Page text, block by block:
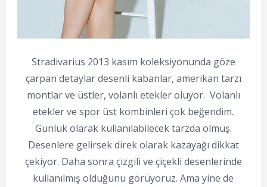
Stradivarius 2013 kasım koleksiyonunda göze
çarpan detaylar desenli kabanlar, amerikan tarzı
montlar ve üstler, volanlı etekler oluyor. Volanlı
etekler ve spor üst kombinleri çok beğendim.
Günlük olarak kullanılabilecek tarzda olmuş.
Desenlere gelirsek direk olarak kazayağı dikkat
çekiyor. Daha sonra çizgili ve çiçekli desenlerinde
kullanılmış olduğunu görüyoruz. Ama yine de